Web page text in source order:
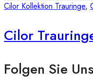
Cilor Kollektion Trauringe,
Cilor
Folgen Sie